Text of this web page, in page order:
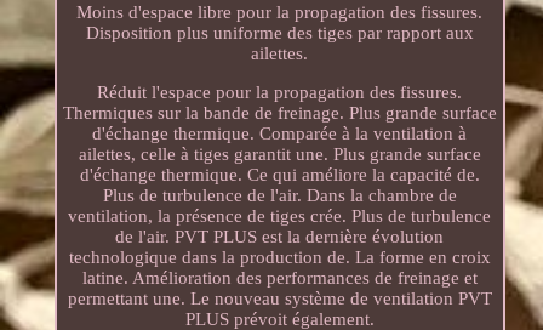
Moins d'espace libre pour la propagation des fissures.
Disposition plus uniforme des tiges par rapport aux
ailettes.
Réduit l'espace pour la propagation des fissures.
Thermiques sur la bande de freinage. Plus grande surface
d'échange thermique. Comparée à la ventilation à
ailettes, celle à tiges garantit une. Plus grande surface
d'échange thermique. Ce qui améliore la capacité de.
Plus de turbulence de l'air. Dans la chambre de
ventilation, la présence de tiges crée. Plus de turbulence
de l'air. PVT PLUS est la dernière évolution
technologique dans la production de. La forme en croix
latine. Amélioration des performances de freinage et
permettant une. Le nouveau système de ventilation PVT
PLUS prévoit également.